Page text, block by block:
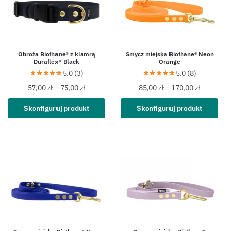
Obroża Biothane® z klamrą
Duraflex® Black
5.0 (3)
57,00zł– 75,00zł
Skonfiguruj produkt
Smycz miejska Biothane® Neon
Orange
5.0 (8)
85,00zł– 170,00zł
Skonfiguruj produkt